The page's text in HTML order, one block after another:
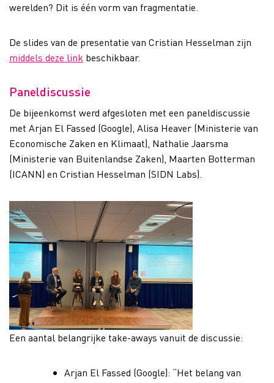
werelden? Dit is één vorm van fragmentatie.
De slides van de presentatie van Cristian Hesselman zijn
middels deze link beschikbaar.
Paneldiscussie
De bijeenkomst werd afgesloten met een paneldiscussie
met Arjan El Fassed (Google), Alisa Heaver (Ministerie van
Economische Zaken en Klimaat), Nathalie Jaarsma
(Ministerie van Buitenlandse Zaken), Maarten Botterman
(ICANN) en Cristian Hesselman (SIDN Labs).
Een aantal belangrijke take-aways vanuit de discussie:
Arjan El Fassed (Google): “Het belang van